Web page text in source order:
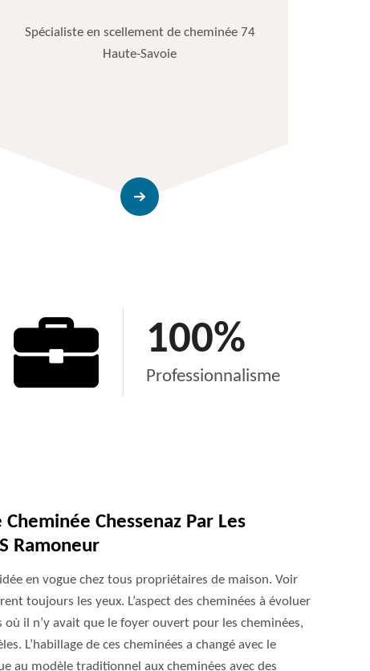
Spécialiste en scellement de cheminée 74
Haute-Savoie
100%
Professionnalisme
Chessenaz Par Les
Ramoneur
en vogue chez tous propriétaires de maison. Voir
toujours les yeux. L’aspect des cheminées à évoluer
il n’y avait que le foyer ouvert pour les cheminées,
L’habillage de ces cheminées a changé avec le
au modèle traditionnel aux cheminées avec des